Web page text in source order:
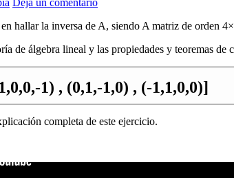
Deja un comentario
hallar la inversa de A, siendo A matriz de orden
de álgebra lineal y las propiedades y teoremas de
1) , (0,1,-1,0) , (-1,1,0,0)]
completa de este ejercicio.